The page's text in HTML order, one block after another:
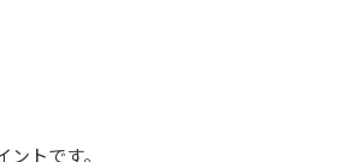
トです。